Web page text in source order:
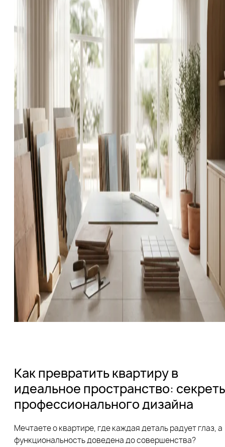
Как превратить квартиру в
идеальное пространство:
профессионального дизайна
Мечтаете о квартире, где каждая деталь радует глаз, а
функциональность доведена до совершенства?